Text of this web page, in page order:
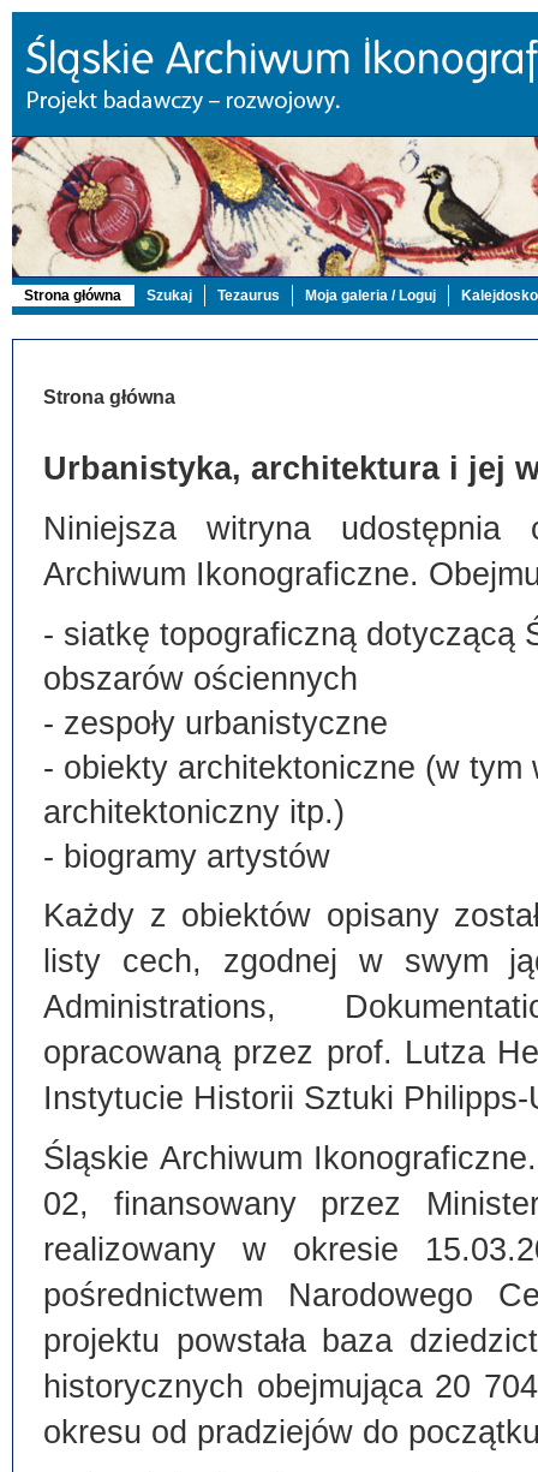
Strona główna Szukaj Tezaurus Moja galeria / Loguj
Strona główna
Urbanistyka, architektura i jej
Niniejsza witryna
Archiwum Ikonograficzne.
- siatkę topograficzną dotyczącą
obszarów ościennych
- zespoły urbanistyczne
- obiekty architektoniczne (w
architektoniczny itp.)
- biogramy artystów
Każdy z obiektów opisany
listy cech, zgodnej w swym
Administrations,
opracowaną przez prof. Lutza
Instytucie Historii Sztuki
Śląskie Archiwum
02, finansowany przez
realizowany w okresie
pośrednictwem Narodowego
projektu powstała baza
historycznych obejmująca 20
okresu od pradziejów do